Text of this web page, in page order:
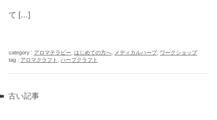
て […]
category : アロマテラピー はじめての方へ, メディカルハーブ, ワークショップ
tag : アロマクラフト ハーブクラフト
古い記事